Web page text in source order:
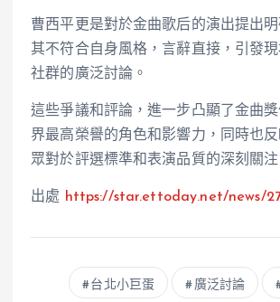
曹西平更是對於金曲歌后的演出提出
其不符合自身風格，言辭直接，引發
社群的廣泛討論。
這些爭議和評論，進一步凸顯了金曲
界最高榮譽的角色和影響力，同時也
眾對於評選標準和表演品質的深刻關注
出處 https://star.ettoday.net/news/
台北小巨蛋 廣泛討論